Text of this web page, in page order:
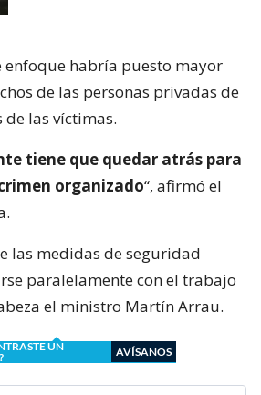
enfoque habría puesto mayor
de las personas privadas de
las víctimas.
tiene que quedar atrás para
organizado“, afirmó el
las medidas de seguridad
paralelamente con el trabajo
el ministro Martín Arrau.
UN
AVÍSANOS